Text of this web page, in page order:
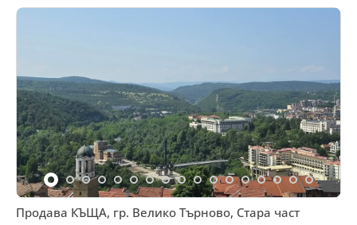
Продава КЪЩА, гр. Велико Търново, Стара част